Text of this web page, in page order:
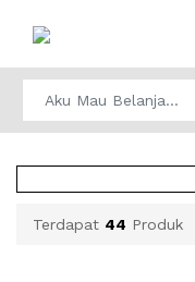
Terdapat 44 Produk